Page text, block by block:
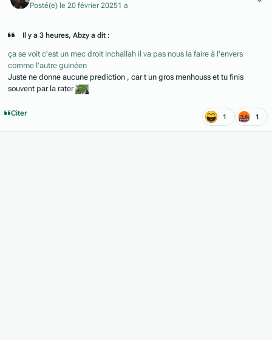
Posté(e) le 20 février 20251 a
Il y a 3 heures, Abzy a dit :
ça se voit c'est un mec droit inchallah il va pas nous la faire à l'envers
comme l'autre guinéen
Juste ne donne aucune prediction , car t un gros menhouss et tu finis
souvent par la rater
Citer 1 1